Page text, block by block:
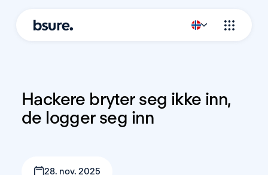
Hackere bryter seg ikke inn,
de logger seg inn
28. nov. 2025